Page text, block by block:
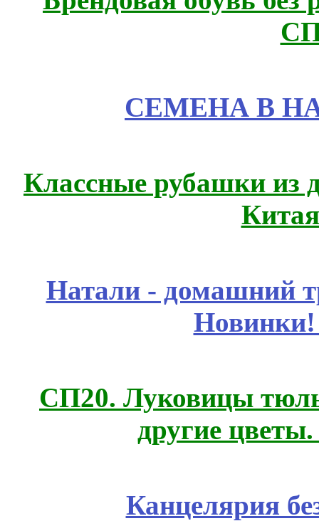
СЕМЕНА В
Классные рубашки из
Натали - домашний
СП20. Луковицы
другие
Канцелярия